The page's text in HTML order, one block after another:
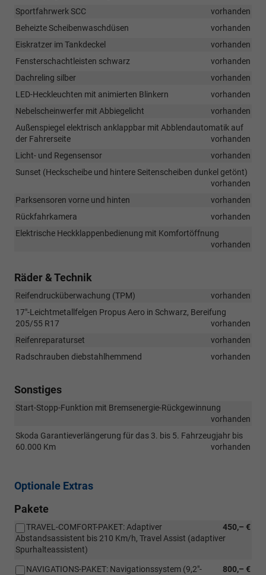
Sportfahrwerk SCC
vorhanden
Beheizte Scheibenwaschdüsen
vorhanden
Eiskratzer im Tankdeckel
vorhanden
Fensterschachtleisten schwarz
vorhanden
Dachreling silber
vorhanden
LED-Heckleuchten mit animierten Blinkern
vorhanden
Nebelscheinwerfer mit Abbiegelicht
vorhanden
Außenspiegel elektrisch anklappbar mit Abblendautomatik auf
der Fahrerseite
vorhanden
Licht- und Regensensor
vorhanden
Sunset (Heckscheibe und hintere Seitenscheiben dunkel getönt)
vorhanden
Parksensoren vorne und hinten
vorhanden
Rückfahrkamera
vorhanden
Elektrische Heckklappenbedienung mit Komfortöffnung
vorhanden
Räder & Technik
Reifendrucküberwachung (TPM)
vorhanden
17"-Leichtmetallfelgen Propus Aero in Schwarz, Bereifung
205/55 R17
vorhanden
Reifenreparaturset
vorhanden
Radschrauben diebstahlhemmend
vorhanden
Sonstiges
Start-Stopp-Funktion mit Bremsenergie-Rückgewinnung
vorhanden
Skoda Garantieverlängerung für das 3. bis 5. Fahrzeugjahr bis
60.000 Km
vorhanden
Optionale Extras
Pakete
450,– €
TRAVEL-COMFORT-PAKET: Adaptiver
Abstandsassistent bis 210 Km/h, Travel Assist (adaptiver
Spurhalteassistent)
800,– €
NAVIGATIONS-PAKET: Navigationssystem (9,2"-